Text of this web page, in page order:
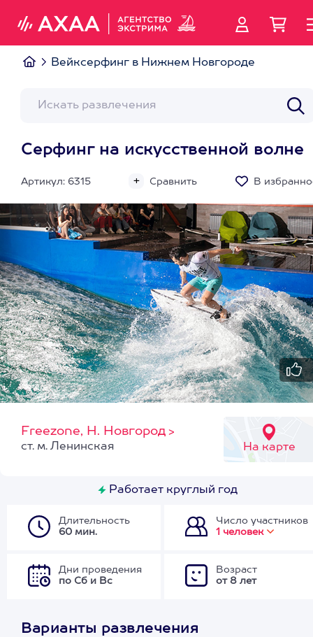
Вейксерфинг в Нижнем Новгороде
Серфинг на искусственной волне
Артикул: 6315 Сравнить В
Freezone, Н. Новгород >
На карте
ст. м. Ленинская
Работает круглый год
Длительность
60 мин.
Число участников
1 человек
Дни проведения
по Сб и Вс
Возраст
от 8 лет
Варианты развлечения